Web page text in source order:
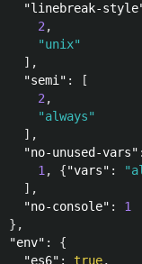
"linebreak-
2 ,
"unix"
],
"semi" :
[
2 ,
"always"
],
"no-unused-vars" :
1 , {"vars" :
],
"no-console" :
1
},
"env" :
{
"es6" : true,